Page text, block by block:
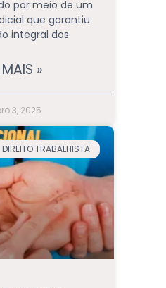
por meio de um
que garantiu
integral dos
MAIS »
3, 2025
DIREITO TRABALHISTA